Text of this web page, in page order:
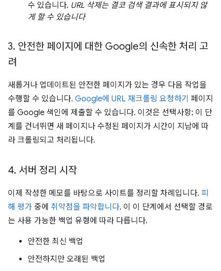
수 있습니다. URL 삭제는 결코 검색 결과에 표시되지 않
게 할 수 있습니다
3. 안전한 페이지에 대한 Google의 신속한 처리 고
려
새롭거나 업데이트된 안전한 페이지가 있는 경우 다음 작업을
수행할 수 있습니다. Google에 URL 재크롤링 요청하기 페이지
를 Google 색인에 제출할 수 있습니다. 이것은 선택사항; 이 단
계를 건너뛰면 새 페이지나 수정된 페이지가 시간이 지남에 따
라 크롤링되고 처리됩니다.
4. 서버 정리 시작
이제 작성한 메모를 바탕으로 사이트를 정리할 차례입니다. 피
해 평가 중에 취약점을 파악합니다. 이 이 단계에서 선택할 경로
는 사용 가능한 백업 유형에 따라 다릅니다.
안전한 최신 백업
안전하지만 오래된 백업